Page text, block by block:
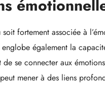
soit fortement associée à
également la
se connecter aux
mener à des liens